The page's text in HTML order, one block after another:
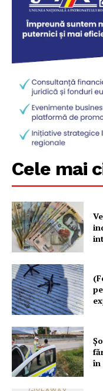
Cele mai
în